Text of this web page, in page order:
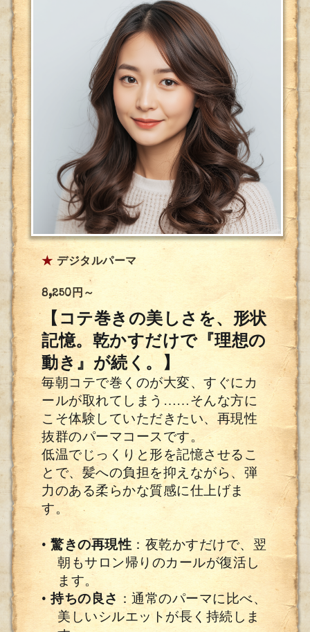
★ デジタルパーマ
8,250円～
【コテ巻きの美しさを、形状
記憶。乾かすだけで『理想の
動き』が続く。】
毎朝コテで巻くのが大変、すぐにカ
ールが取れてしまう……そんな方に
こそ体験していただきたい、再現性
抜群のパーマコースです。
低温でじっくりと形を記憶させるこ
とで、髪への負担を抑えながら、弾
力のある柔らかな質感に仕上げま
す。
•驚きの再現性 ：夜乾かすだけで、翌
朝もサロン帰りのカールが復活し
ます。
•持ちの良さ ：通常のパーマに比べ、
美しいシルエットが長く持続しま